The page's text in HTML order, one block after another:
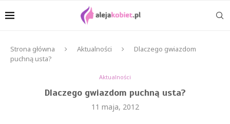
Strona główna Aktualności
Dlaczego gwiazdom
puchną usta?
Aktualności
Dlaczego gwiazdom puchną usta?
11 maja, 2012